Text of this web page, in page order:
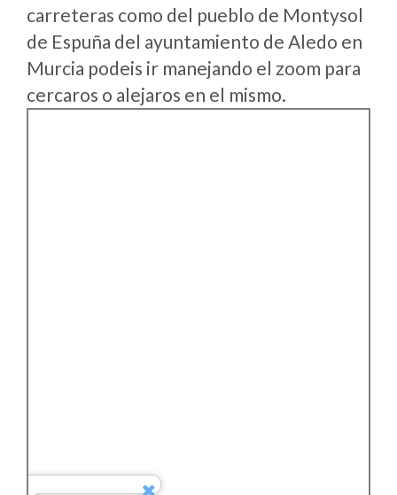
carreteras como del pueblo de Montysol
de Espuña del ayuntamiento de Aledo en
Murcia podeis ir manejando el zoom para
cercaros o alejaros en el mismo.